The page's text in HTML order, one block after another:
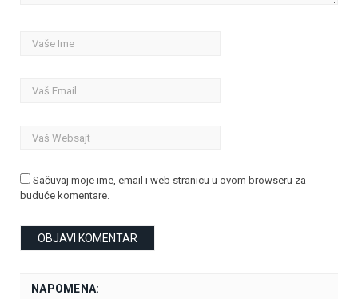
Sačuvaj moje ime, email i web stranicu u ovom browseru za
buduće komentare.
NAPOMENA: